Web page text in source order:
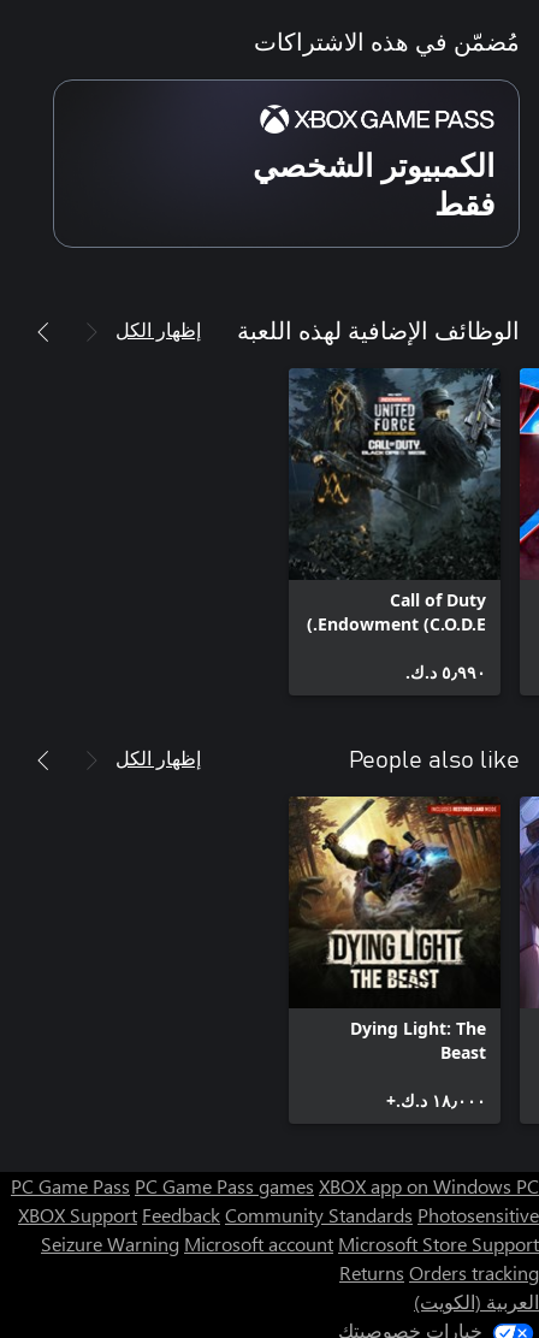
مُضمّن في هذه الاشتراكات
الكمبيوتر الشخصي
فقط
الوظائف الإضافية لهذه اللعبة إظهار الكل
Call of Duty
Endowment (C.O.D.E.)
المتحدة
٥٫٩٩٠ د.ك.‏
People also like إظهار الكل
Dying Light: The
Beast
١٨٫٠٠٠ د.ك.‏+
PC Game Pass PC Game Pass games XBOX app on Windows PC
XBOX Support FeedbackCommunity Standards Photosensitive
Seizure Warning Microsoft account Microsoft Store Support
Returns Orders tracking
العربية (الكويت)
خيارات خصوصيتك